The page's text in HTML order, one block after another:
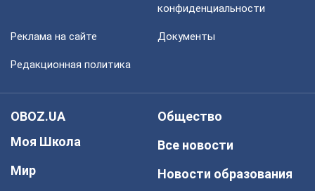
конфиденциальности
Реклама на сайте Документы
Редакционная политика
OBOZ.UA
Моя Школа
Мир
Общество
Все новости
Новости образования